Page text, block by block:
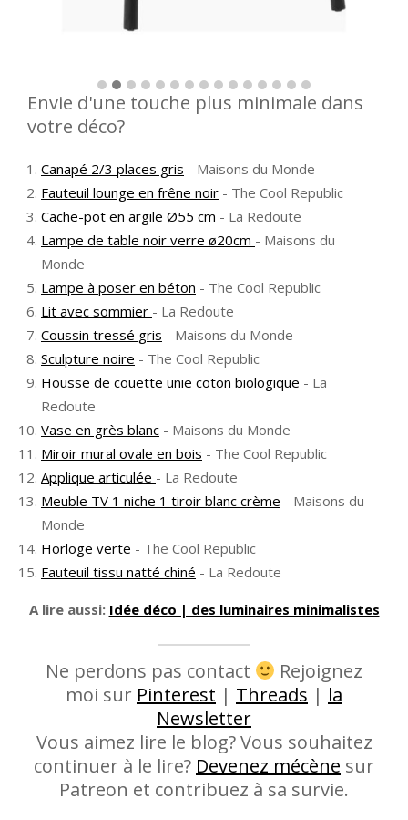
Envie d'une touche plus minimale dans
votre déco?
Canapé 2/3 places gris - Maisons du Monde
Fauteuil lounge en frêne noir - The Cool Republic
Cache-pot en argile Ø55 cm - La Redoute
Lampe de table noir verre ø20cm - Maisons du
Monde
Lampe à poser en béton - The Cool Republic
Lit avec sommier - La Redoute
Coussin tressé gris - Maisons du Monde
Sculpture noire - The Cool Republic
Housse de couette unie coton biologique - La
Redoute
Vase en grès blanc - Maisons du Monde
Miroir mural ovale en bois - The Cool Republic
Applique articulée - La Redoute
Meuble TV 1 niche 1 tiroir blanc crème - Maisons du
Monde
Horloge verte - The Cool Republic
Fauteuil tissu natté chiné - La Redoute
A lire aussi: Idée déco | des luminaires minimalistes
Ne perdons pas contact
Rejoignez
moi sur Pinterest | Threads | la
Newsletter
Vous aimez lire le blog? Vous souhaitez
continuer à le lire? Devenez mécène sur
Patreon et contribuez à sa survie.